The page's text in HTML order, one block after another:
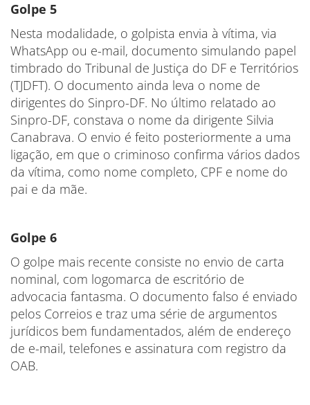
Golpe 5
Nesta modalidade, o golpista envia à vítima, via
WhatsApp ou e-mail, documento simulando papel
timbrado do Tribunal de Justiça do DF e Territórios
(TJDFT). O documento ainda leva o nome de
dirigentes do Sinpro-DF. No último relatado ao
Sinpro-DF, constava o nome da dirigente Silvia
Canabrava. O envio é feito posteriormente a uma
ligação, em que o criminoso confirma vários dados
da vítima, como nome completo, CPF e nome do
pai e da mãe.
Golpe 6
O golpe mais recente consiste no envio de carta
nominal, com logomarca de escritório de
advocacia fantasma. O documento falso é enviado
pelos Correios e traz uma série de argumentos
jurídicos bem fundamentados, além de endereço
de e-mail, telefones e assinatura com registro da
OAB.